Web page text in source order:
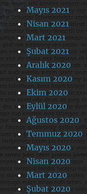
Mayıs 2021
Nisan 2021
Mart 2021
Şubat 2021
Aralık 2020
Kasım 2020
Ekim 2020
Eylül 2020
Ağustos 2020
Temmuz 2020
Mayıs 2020
Nisan 2020
Mart 2020
Şubat 2020